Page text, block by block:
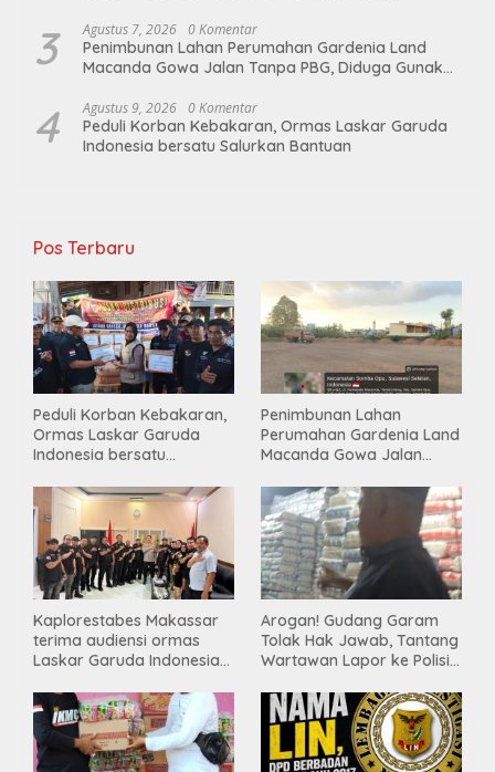
3 Agustus 7, 2026 0 Komentar
Penimbunan Lahan Perumahan Gardenia Land
Macanda Gowa Jalan Tanpa PBG, Diduga Gunakan
4 Agustus 9, 2026 0 Komentar
Peduli Korban Kebakaran, Ormas Laskar Garuda
Indonesia bersatu Salurkan Bantuan
Pos Terbaru
Peduli Korban Kebakaran,
Ormas Laskar Garuda
Indonesia bersatu
Penimbunan Lahan
Perumahan Gardenia Land
Macanda Gowa Jalan
Gunakan Material
Tambang Ilegal
Kaplorestabes Makassar
terima audiensi ormas
Laskar Garuda Indonesia
hingga kegiatan sosial.
Arogan! Gudang Garam
Tolak Hak Jawab, Tantang
Wartawan Lapor ke Polisi